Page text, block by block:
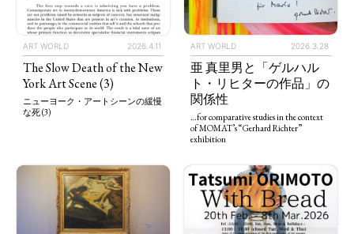
ART WORLD 2026.4.11
The Slow Death of the New
York Art Scene (3)
ニューヨーク・アートシーンの緩慢
な死 (3)
ART WORLD 2026.3.28
亜 真里男と「ゲルハル
ト・リヒターの作品」の
関係性
…for comparative studies in the context
of MOMAT’s “Gerhard Richter”
exhibition